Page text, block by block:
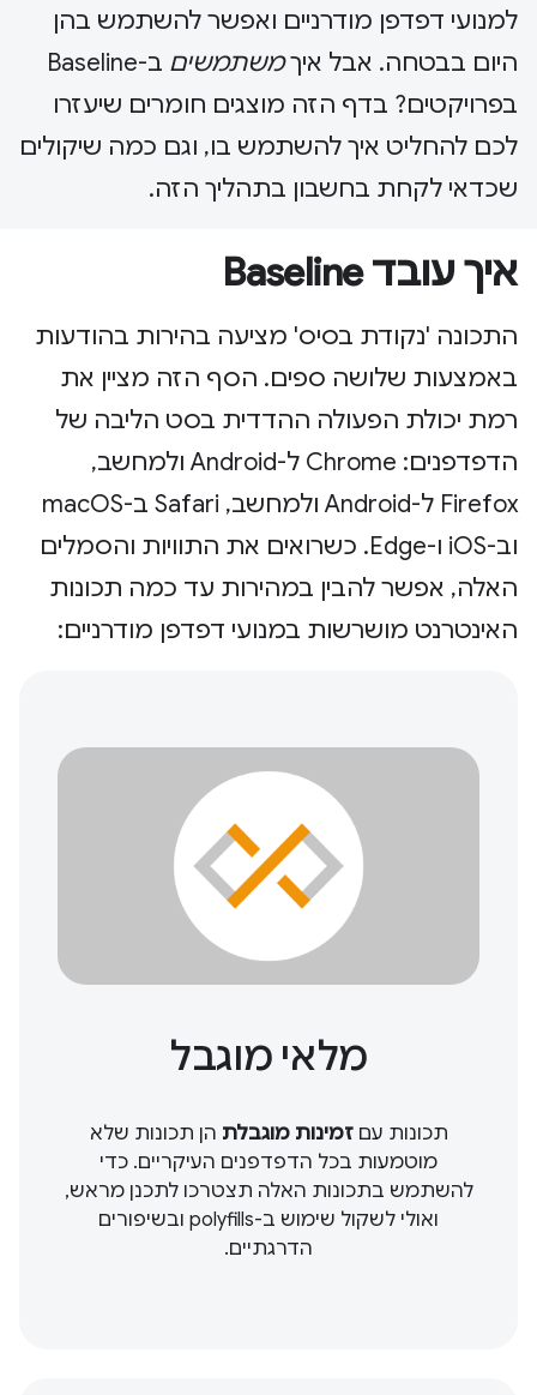
למנועי דפדפן מודרניים ואפשר להשתמש בהן
היום בבטחה. אבל איךמשתמשים
ב-Baseline
בפרויקטים? בדף הזה מוצגים חומרים שיעזרו
לכם להחליט איך להשתמש בו, וגם כמה שיקולים
שכדאי לקחת בחשבון בתהליך הזה.
איך עובד Baseline
התכונה 'נקודת בסיס' מציעה בהירות בהודעות
באמצעות שלושה ספים. הסף הזה מציין את
רמת יכולת הפעולה ההדדית בסט הליבה של
הדפדפנים: Chrome ל-Android ולמחשב,
Firefox ל-Android ולמחשב, Safari ב-macOS
וב-iOS ו-Edge. כשרואים את התוויות והסמלים
האלה, אפשר להבין במהירות עד כמה תכונות
האינטרנט מושרשות במנועי דפדפן מודרניים:
מלאי מוגבל
תכונות עםזמינות מוגבלת הן תכונות שלא
מוטמעות בכל הדפדפנים העיקריים. כדי
להשתמש בתכונות האלה תצטרכו לתכנן מראש,
ואולי לשקול שימוש ב-polyfills ובשיפורים
הדרגתיים.